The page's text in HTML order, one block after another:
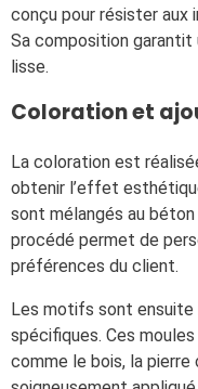
conçu pour résister aux
Sa composition
lisse.
Coloration et
La coloration est
obtenir l’effet
sont mélangés au
procédé permet de
préférences du client.
Les motifs sont ensuite
spécifiques. Ces
comme le bois, la